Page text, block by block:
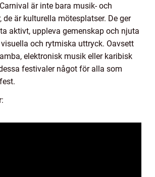
är inte bara musik- och
de är kulturella mötesplatser. De ger
aktivt, uppleva gemenskap och njuta
och rytmiska uttryck. Oavsett
elektronisk musik eller karibisk
festivaler något för alla som